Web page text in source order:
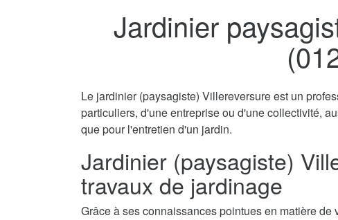
Jardinier
Le jardinier (paysagiste) Villereversure est un
particuliers, d'une entreprise ou d'une collectivité,
que pour l'entretien d'un jardin.
Jardinier (paysagiste)
travaux de jardinage
Grâce à ses connaissances pointues en matière